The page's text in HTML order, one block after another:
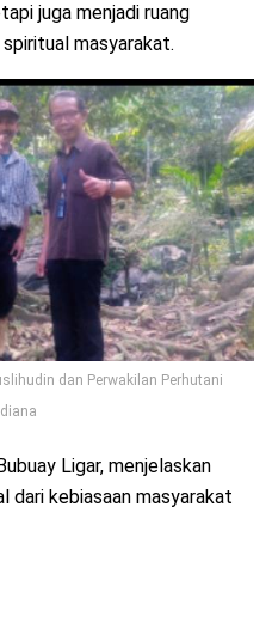
juga menjadi ruang
masyarakat.
dan Perwakilan Perhutani
Ligar, menjelaskan
dari kebiasaan masyarakat